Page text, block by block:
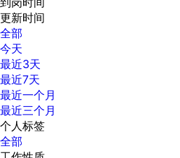
更新时间
全部
今天
最近3天
最近7天
最近一个月
最近三个月
个人标签
全部